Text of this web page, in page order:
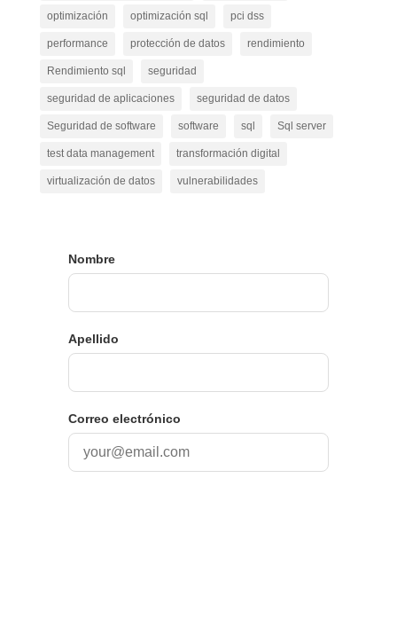
optimización optimización sql pci dss
performance protección de datos rendimiento
Rendimiento sql seguridad
seguridad de aplicaciones seguridad de datos
Seguridad de software software sql Sql server
test data management transformación digital
virtualización de datos vulnerabilidades